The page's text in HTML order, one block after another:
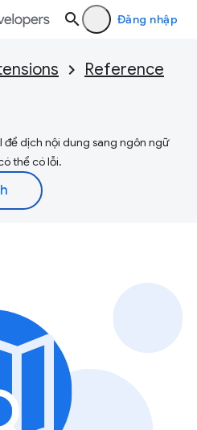
Đăng nhập
Reference
dịch nội dung sang ngôn ngữ
thể có lỗi.